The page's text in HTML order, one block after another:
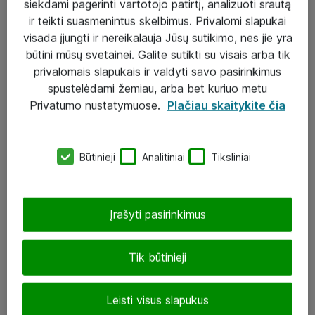
Sprendimai ir paslaugos
Paslaugos
Įgyvendinti projektai
J. Rutkausko g. 6, Vilnius
siekdami pagerinti vartotojo patirtį, analizuoti srautą
ir teikti suasmenintus skelbimus. Privalomi slapukai
visada įjungti ir nereikalauja Jūsų sutikimo, nes jie yra
būtini mūsų svetainei. Galite sutikti su visais arba tik
privalomais slapukais ir valdyti savo pasirinkimus
spustelėdami žemiau, arba bet kuriuo metu
Privatumo nustatymuose. Plačiau skaitykite čia
Būtinieji Analitiniai Tiksliniai
Tik būtinieji
Leisti visus slapukus
Įrašyti pasirinkimus